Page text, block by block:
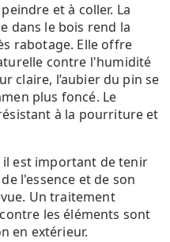
et à coller. La
dans le bois rend la
rabotage. Elle offre
contre l'humidité
claire, l’aubier du pin se
plus foncé. Le
à la pourriture et
il est important de tenir
l'essence et de son
Un traitement
les éléments sont
en extérieur.